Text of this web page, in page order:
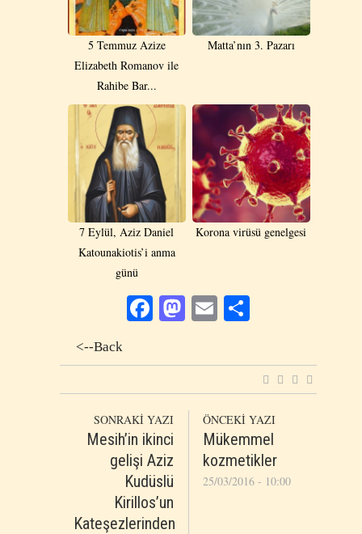
5 Temmuz Azize
Elizabeth Romanov ile
Rahibe Bar...
Matta’nın 3. Pazarı
7 Eylül, Aziz Daniel
Katounakiotis’i anma
günü
Korona virüsü genelgesi
Facebook
Mastodon
Email
<--Back
SONRAKİ YAZI
Mesih’in ikinci
gelişi Aziz
Kudüslü
Kirillos’un
Kateşezlerinden
ÖNCEKİ YAZI
Mükemmel
kozmetikler
25/03/2016 - 10:00